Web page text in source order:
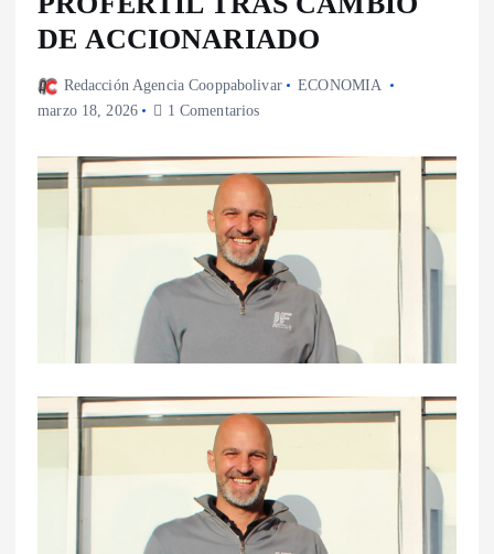
DE ACCIONARIADO
Redacción Agencia Cooppabolivar
ECONOMIA
marzo 18, 2026
1 Comentarios